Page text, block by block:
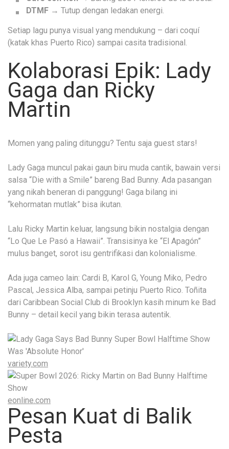
DTMF → Tutup dengan ledakan energi.
Setiap lagu punya visual yang mendukung – dari coquí
(katak khas Puerto Rico) sampai casita tradisional.
Kolaborasi Epik: Lady
Gaga dan Ricky
Martin
Momen yang paling ditunggu? Tentu saja guest stars!
Lady Gaga muncul pakai gaun biru muda cantik, bawain versi
salsa “Die with a Smile” bareng Bad Bunny. Ada pasangan
yang nikah beneran di panggung! Gaga bilang ini
“kehormatan mutlak” bisa ikutan.
Lalu Ricky Martin keluar, langsung bikin nostalgia dengan
“Lo Que Le Pasó a Hawaii”. Transisinya ke “El Apagón”
mulus banget, sorot isu gentrifikasi dan kolonialisme.
Ada juga cameo lain: Cardi B, Karol G, Young Miko, Pedro
Pascal, Jessica Alba, sampai petinju Puerto Rico. Toñita
dari Caribbean Social Club di Brooklyn kasih minum ke Bad
Bunny – detail kecil yang bikin terasa autentik.
variety.com
eonline.com
Pesan Kuat di Balik
Pesta